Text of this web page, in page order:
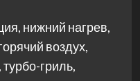
нижний нагрев,
воздух,
гриль,